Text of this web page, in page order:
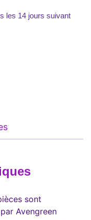
les 14 jours suivant
sont
Avengreen